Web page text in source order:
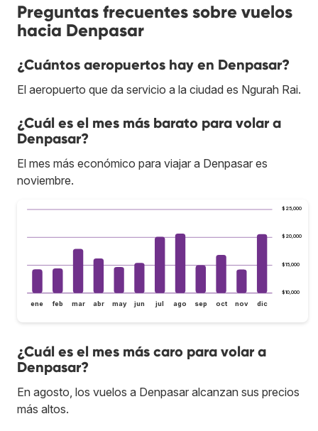
Preguntas frecuentes sobre vuelos
hacia Denpasar
¿Cuántos aeropuertos hay en Denpasar?
El aeropuerto que da servicio a la ciudad es Ngurah Rai.
¿Cuál es el mes más barato para volar a
Denpasar?
El mes más económico para viajar a Denpasar es
noviembre.
$10,000
$15,000
$20,000
$25,000
ene feb mar abr may jun jul ago sep oct nov dic
¿Cuál es el mes más caro para volar a
Denpasar?
En agosto, los vuelos a Denpasar alcanzan sus precios
más altos.